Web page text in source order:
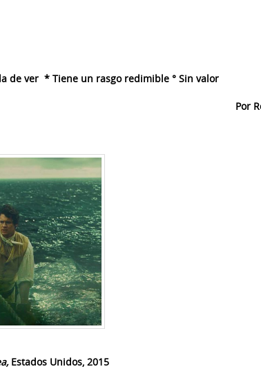
ver * Tiene un rasgo redimible ° Sin valor
Por
,Estados Unidos, 2015